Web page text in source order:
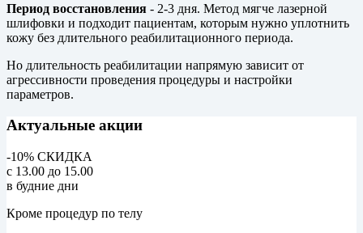
Период восстановления - 2-3 дня. Метод мягче лазерной
шлифовки и подходит пациентам, которым нужно уплотнить
кожу без длительного реабилитационного периода.
Но длительность реабилитации напрямую зависит от
агрессивности проведения процедуры и настройки
параметров.
Актуальные акции
-10% СКИДКА
с 13.00 до 15.00
в будние дни
Кроме процедур по телу